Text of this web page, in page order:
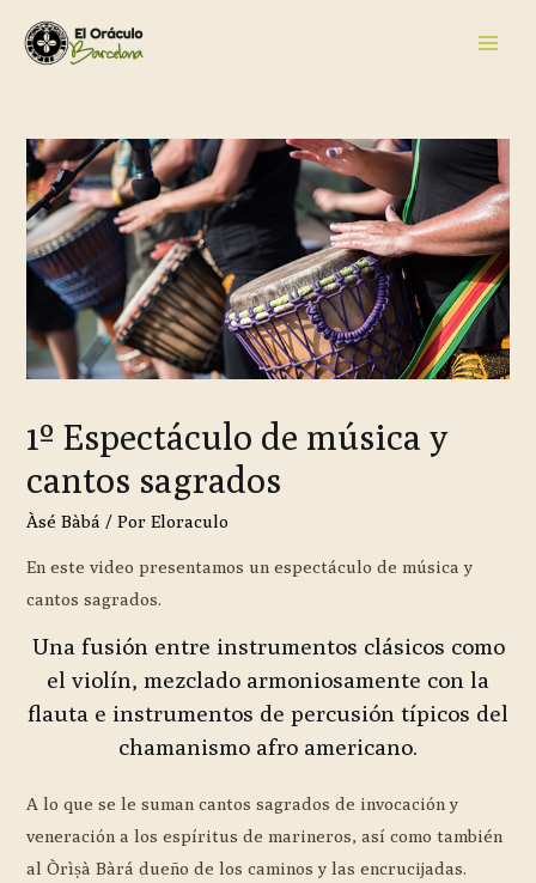
1º Espectáculo de música y
cantos sagrados
Àsé Bàbá / PorEloraculo
En este video presentamos un espectáculo de música y
cantos sagrados.
Una fusión entre instrumentos clásicos como
el violín, mezclado armoniosamente con la
flauta e instrumentos de percusión típicos del
chamanismo afro americano.
A lo que se le suman cantos sagrados de invocación y
veneración a los espíritus de marineros, así como también
al Òrìṣà Bàrá dueño de los caminos y las encrucijadas.